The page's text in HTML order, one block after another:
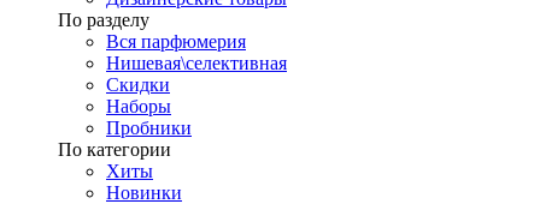
По разделу
Вся парфюмерия
Нишевая\селективная
Скидки
Наборы
Пробники
По категории
Хиты
Новинки